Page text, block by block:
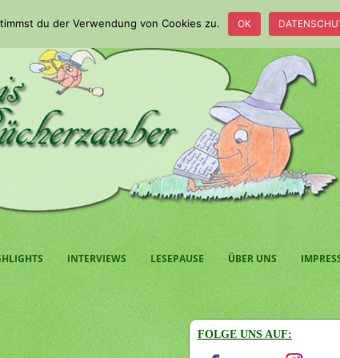
INTERVIEWS LESEPAUSE ÜBER UNS
FOLGE UNS AUF:
du der Verwendung von Cookies zu. OK